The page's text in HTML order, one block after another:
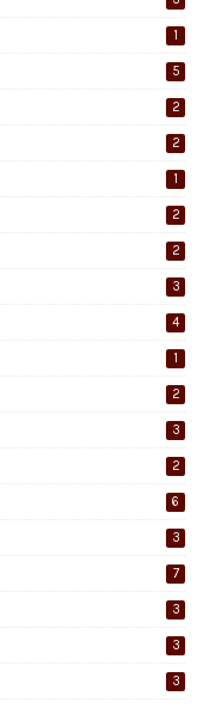
1
5
2
2
1
2
2
3
4
1
2
3
2
6
3
7
3
3
3